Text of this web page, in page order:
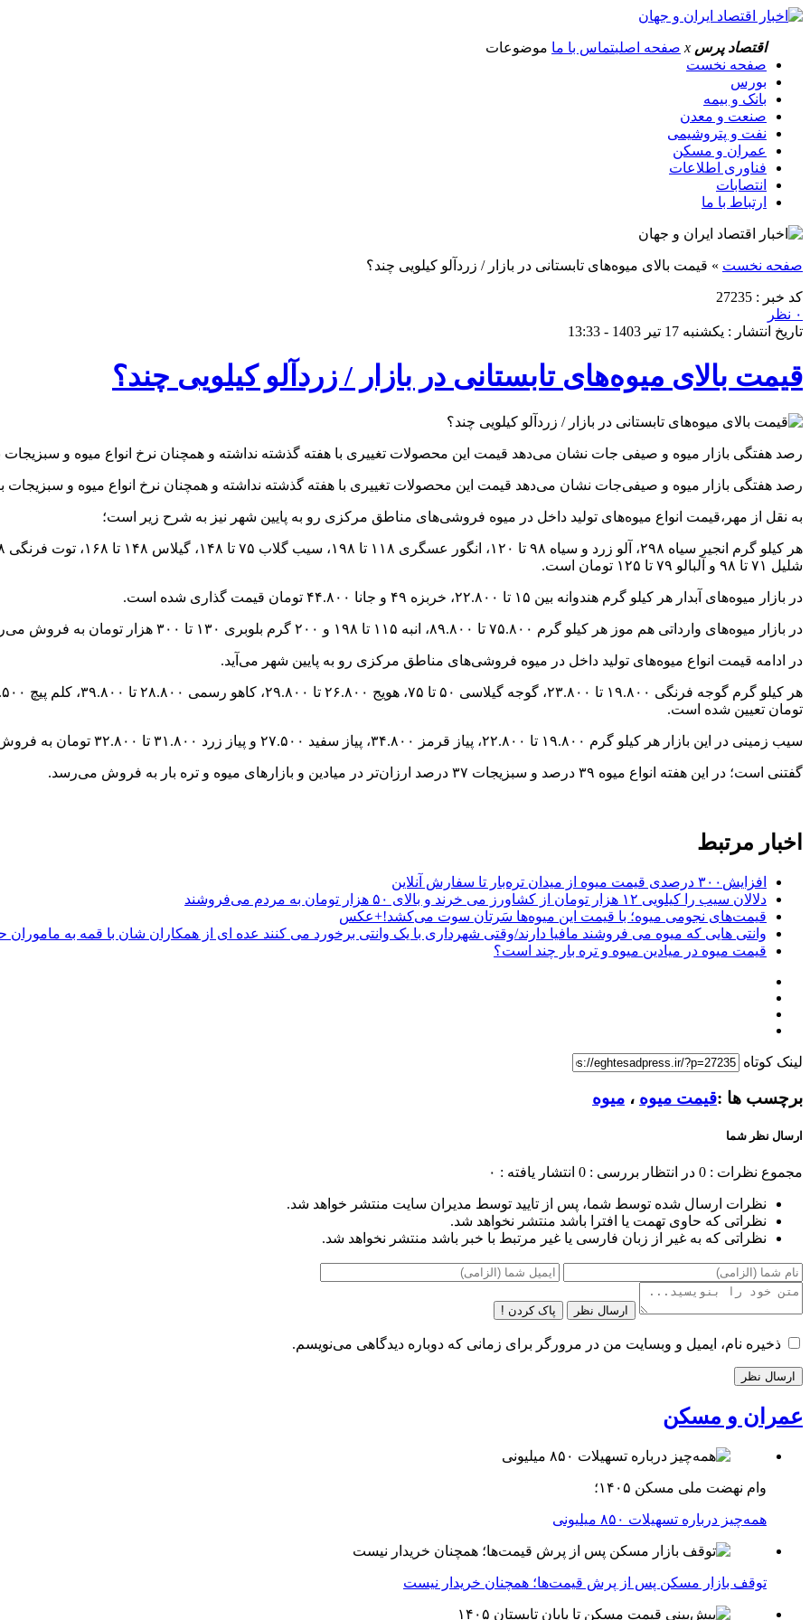
اقتصاد پرس x صفحه اصلیتماس با ما موضوعات
صفحه نخست
بورس
بانک و بیمه
صنعت و معدن
نفت و پتروشیمی
عمران و مسکن
فناوری اطلاعات
انتصابات
ارتباط با ما
صفحه نخست » قیمت بالای میوه‌های تابستانی در بازار / زردآلو کیلویی چند؟
کد خبر : 27235
۰ نظر
تاریخ انتشار : یکشنبه 17 تیر 1403 - 13:33
قیمت بالای میوه‌های تابستانی در بازار / زردآلو کیلویی چند؟
رصد هفتگی بازار میوه و صیفی جات نشان می‌دهد قیمت این محصولات تغییری با هفته گذشته نداشته و همچنان نرخ انواع میوه و سبزیجات
رصد هفتگی بازار میوه و صیفی‌جات نشان می‌دهد قیمت این محصولات تغییری با هفته گذشته نداشته و همچنان نرخ انواع میوه و سبزیجات
به نقل از مهر،قیمت انواع میوه‌های تولید داخل در میوه فروشی‌های مناطق مرکزی رو به پایین شهر نیز به شرح زیر است؛
شلیل ۷۱ تا ۹۸ و آلبالو ۷۹ تا ۱۲۵ تومان است.
در بازار میوه‌های آبدار هر کیلو گرم هندوانه بین ۱۵ تا ۲۲.۸۰۰، خربزه ۴۹ و جانا ۴۴.۸۰۰ تومان قیمت گذاری شده است.
در بازار میوه‌های وارداتی هم موز هر کیلو گرم ۷۵.۸۰۰ تا ۸۹.۸۰۰، انبه ۱۱۵ تا ۱۹۸ و ۲۰۰ گرم بلوبری ۱۳۰ تا ۳۰۰ هزار تومان به فروش می‌رسد.
در ادامه قیمت انواع میوه‌های تولید داخل در میوه فروشی‌های مناطق مرکزی رو به پایین شهر می‌آید.
تومان تعیین شده است.
سیب زمینی در این بازار هر کیلو گرم ۱۹.۸۰۰ تا ۲۲.۸۰۰، پیاز قرمز ۳۴.۸۰۰، پیاز سفید ۲۷.۵۰۰ و پیاز زرد ۳۱.۸۰۰ تا ۳۲.۸۰۰ تومان به فروش می‌رسد.
گفتنی است؛ در این هفته انواع میوه ۳۹ درصد و سبزیجات ۳۷ درصد ارزان‌تر در میادین و بازارهای میوه و تره بار به فروش می‌رسد.
اخبار مرتبط
افزایش۳۰۰ درصدی قیمت میوه از میدان تره‌بار تا سفارش آنلاین
دلالان سیب را کیلویی ۱۲ هزار تومان از کشاورز می خرند و بالای ۵۰ هزار تومان به مردم می‌فروشند
قیمت‌های نجومی میوه؛ با قیمت این میوه‌ها سَرتان سوت می‌کشد!+عکس
وانتی هایی که میوه می فروشند مافیا دارند/وقتی شهرداری با یک وانتی برخورد می کنند عده ای از همکاران شان با قمه به ماموران
قیمت میوه در میادین میوه و تره بار چند است؟
لینک کوتاه
برچسب ها :قیمت میوه ، میوه
ارسال نظر شما
مجموع نظرات : 0 در انتظار بررسی : 0 انتشار یافته : ۰
نظرات ارسال شده توسط شما، پس از تایید توسط مدیران سایت منتشر خواهد شد.
نظراتی که حاوی تهمت یا افترا باشد منتشر نخواهد شد.
نظراتی که به غیر از زبان فارسی یا غیر مرتبط با خبر باشد منتشر نخواهد شد.
ارسال نظر پاک کردن !
ذخیره نام، ایمیل و وبسایت من در مرورگر برای زمانی که دوباره دیدگاهی می‌نویسم.
عمران و مسکن
وام نهضت ملی مسکن ۱۴۰۵؛
همه‌چیز درباره تسهیلات ۸۵۰ میلیونی
توقف بازار مسکن پس از پرش قیمت‌ها؛ همچنان خریدار نیست